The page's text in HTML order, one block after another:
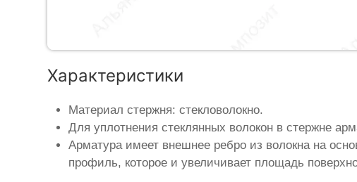
Характеристики
Материал стержня: стекловолокно.
Для уплотнения стеклянных волокон в стержне
Арматура имеет внешнее ребро из волокна на
профиль, которое и увеличивает площадь